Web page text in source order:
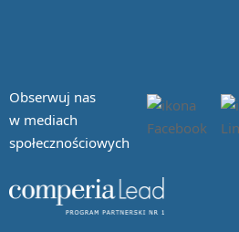
Obserwuj nas
w mediach
społecznościowych